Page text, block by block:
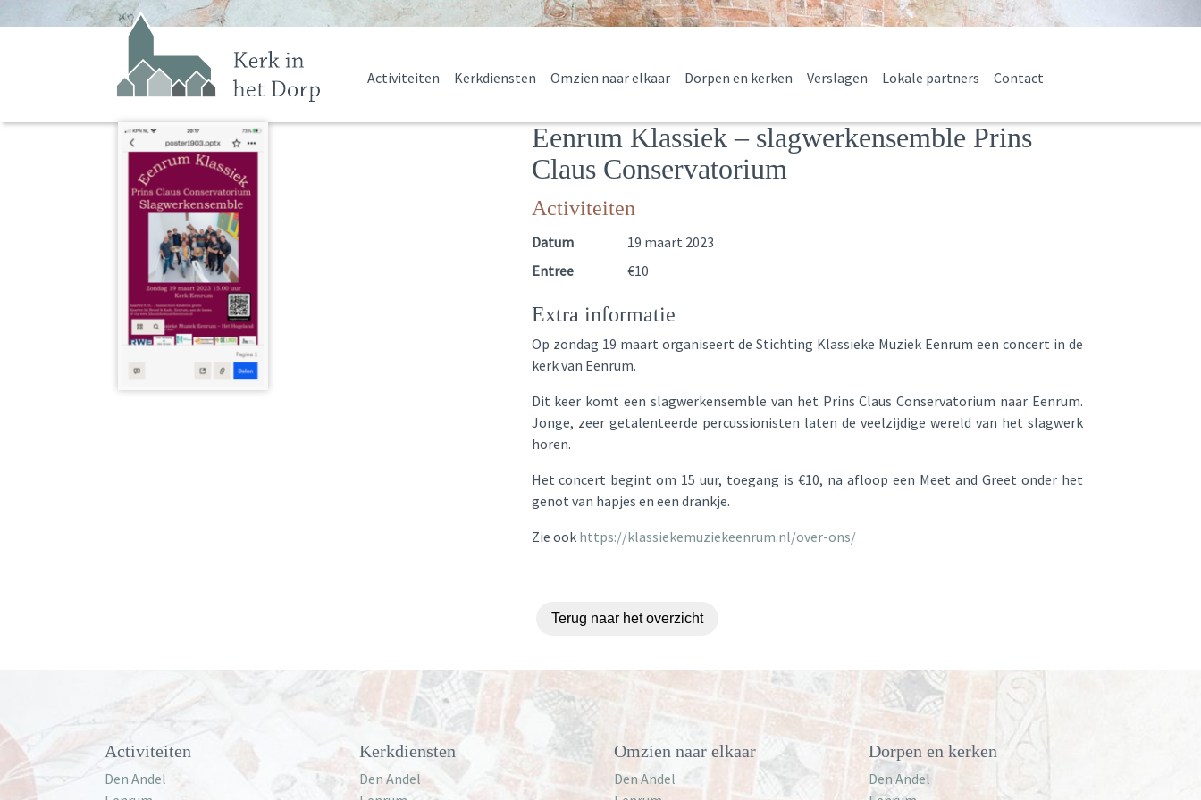
Activiteiten Kerkdiensten Omzien naar elkaar Dorpen en kerken Verslagen Lokale partners Contact
Eenrum Klassiek – slagwerkensemble Prins
Claus Conservatorium
Activiteiten
Datum
19 maart 2023
Entree
€10
Extra informatie
Op zondag 19 maart organiseert de Stichting Klassieke Muziek Eenrum een concert in de
kerk van Eenrum.
Dit keer komt een slagwerkensemble van het Prins Claus Conservatorium naar Eenrum.
Jonge, zeer getalenteerde percussionisten laten de veelzijdige wereld van het slagwerk
horen.
Het concert begint om 15 uur, toegang is €10, na afloop een Meet and Greet onder het
genot van hapjes en een drankje.
Zie ook https://klassiekemuziekeenrum.nl/over-ons/
Terug naar het overzicht
Activiteiten
Den Andel
Kerkdiensten
Den Andel
Omzien naar elkaar
Den Andel
Dorpen en kerken
Den Andel